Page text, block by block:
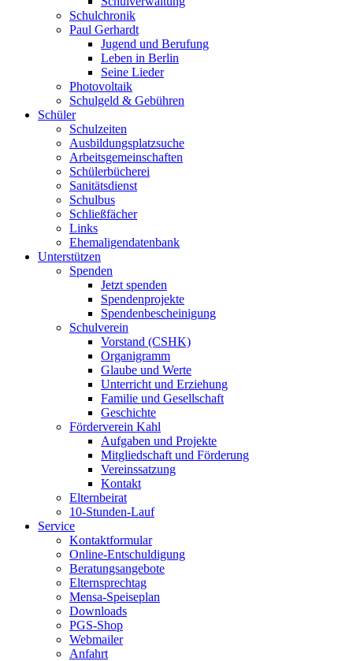
Schulchronik
Paul Gerhardt
Jugend und Berufung
Leben in Berlin
Seine Lieder
Photovoltaik
Schulgeld & Gebühren
Schüler
Schulzeiten
Ausbildungsplatzsuche
Arbeitsgemeinschaften
Schülerbücherei
Sanitätsdienst
Schulbus
Schließfächer
Links
Ehemaligendatenbank
Unterstützen
Spenden
Jetzt spenden
Spendenprojekte
Spendenbescheinigung
Schulverein
Vorstand (CSHK)
Organigramm
Glaube und Werte
Unterricht und Erziehung
Familie und Gesellschaft
Geschichte
Förderverein Kahl
Aufgaben und Projekte
Mitgliedschaft und Förderung
Vereinssatzung
Kontakt
Elternbeirat
10-Stunden-Lauf
Service
Kontaktformular
Online-Entschuldigung
Beratungsangebote
Elternsprechtag
Mensa-Speiseplan
Downloads
PGS-Shop
Webmailer
Anfahrt